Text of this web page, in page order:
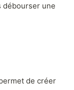
débourser une
de créer